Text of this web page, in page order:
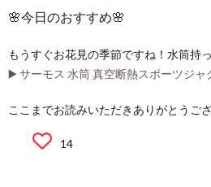
🌸今日のおすすめ🌸
もうすぐお花見の季節ですね！水筒持
▶️ サーモス 水筒 真空断熱スポーツジャ
ここまでお読みいただきありがとうご
14